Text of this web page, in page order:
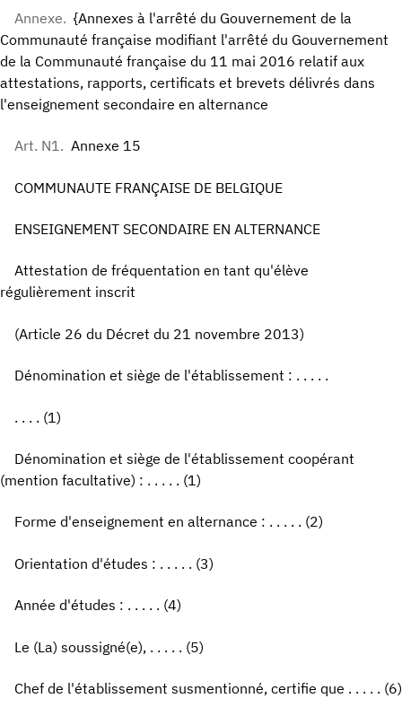
Annexe. {Annexes à l'arrêté du Gouvernement de la
Communauté française modifiant l'arrêté du Gouvernement
de la Communauté française du 11 mai 2016 relatif aux
attestations, rapports, certificats et brevets délivrés dans
l'enseignement secondaire en alternance
Art. N1. Annexe 15
COMMUNAUTE FRANÇAISE DE BELGIQUE
ENSEIGNEMENT SECONDAIRE EN ALTERNANCE
Attestation de fréquentation en tant qu'élève
régulièrement inscrit
(Article 26 du Décret du 21 novembre 2013)
Dénomination et siège de l'établissement : . . . . .
. . . . (1)
Dénomination et siège de l'établissement coopérant
(mention facultative) : . . . . . (1)
Forme d'enseignement en alternance : . . . . . (2)
Orientation d'études : . . . . . (3)
Année d'études : . . . . . (4)
Le (La) soussigné(e), . . . . . (5)
Chef de l'établissement susmentionné, certifie que . . . . . (6)